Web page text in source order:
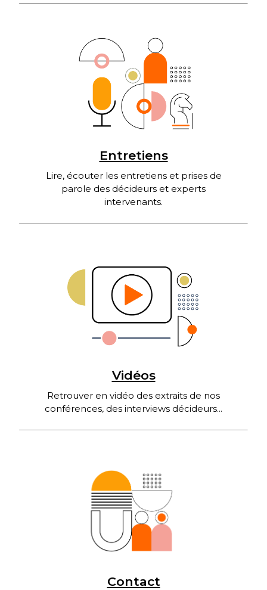
Entretiens
Lire, écouter les entretiens et prises de
parole des décideurs et experts
intervenants.
Vidéos
Retrouver en vidéo des extraits de nos
conférences, des interviews décideurs...
Contact